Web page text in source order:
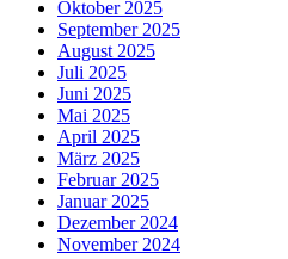
Oktober 2025
September 2025
August 2025
Juli 2025
Juni 2025
Mai 2025
April 2025
März 2025
Februar 2025
Januar 2025
Dezember 2024
November 2024